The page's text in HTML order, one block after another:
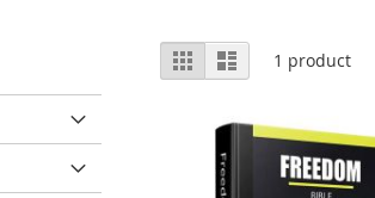
Tonen
als
Foto-
tabel
Lijst 1 product